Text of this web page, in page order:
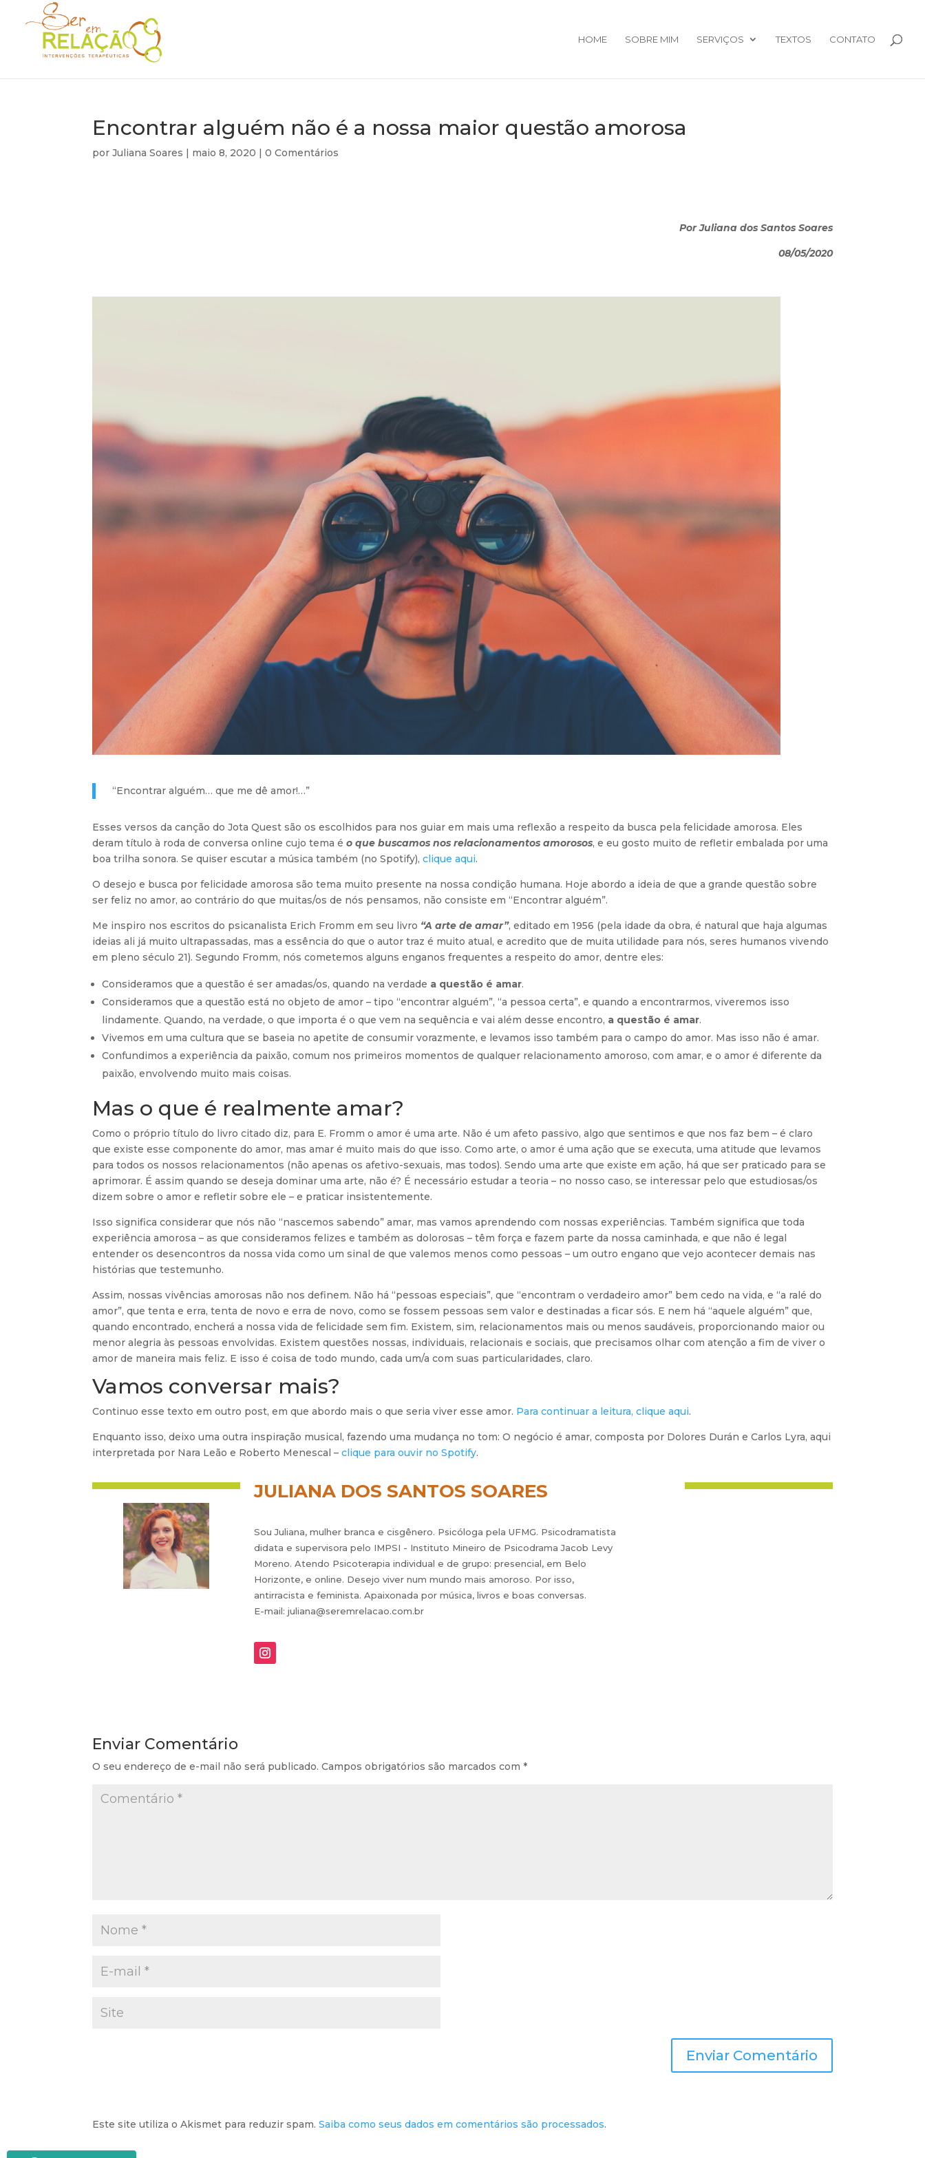
HOME SOBRE MIM SERVIÇOS TEXTOS CONTATO
Encontrar alguém não é a nossa maior questão amorosa
porJuliana Soares | maio 8, 2020 |0 Comentários
Por Juliana dos Santos Soares
08/05/2020
“Encontrar alguém… que me dê amor!…”
Esses versos da canção do Jota Quest são os escolhidos para nos guiar em mais uma reflexão a respeito da busca pela felicidade amorosa. Eles
deram título à roda de conversa online cujo tema éo que buscamos nos relacionamentos amorosos, e eu gosto muito de refletir embalada por uma
boa trilha sonora. Se quiser escutar a música também (no Spotify),clique aqui.
O desejo e busca por felicidade amorosa são tema muito presente na nossa condição humana. Hoje abordo a ideia de que a grande questão sobre
ser feliz no amor, ao contrário do que muitas/os de nós pensamos, não consiste em “Encontrar alguém”.
Me inspiro nos escritos do psicanalista Erich Fromm em seu livro “A arte de amar”, editado em 1956 (pela idade da obra, é natural que haja algumas
ideias ali já muito ultrapassadas, mas a essência do que o autor traz é muito atual, e acredito que de muita utilidade para nós, seres humanos vivendo
em pleno século 21). Segundo Fromm, nós cometemos alguns enganos frequentes a respeito do amor, dentre eles:
Consideramos que a questão é ser amadas/os, quando na verdade a questão é amar.
Consideramos que a questão está no objeto de amor – tipo “encontrar alguém”, “a pessoa certa”, e quando a encontrarmos, viveremos isso
lindamente. Quando, na verdade, o que importa é o que vem na sequência e vai além desse encontro, a questão é amar.
Vivemos em uma cultura que se baseia no apetite de consumir vorazmente, e levamos isso também para o campo do amor. Mas isso não é amar.
Confundimos a experiência da paixão, comum nos primeiros momentos de qualquer relacionamento amoroso, com amar, e o amor é diferente da
paixão, envolvendo muito mais coisas.
Mas o que é realmente amar?
Como o próprio título do livro citado diz, para E. Fromm o amor é uma arte. Não é um afeto passivo, algo que sentimos e que nos faz bem – é claro
que existe esse componente do amor, mas amar é muito mais do que isso. Como arte, o amor é uma ação que se executa, uma atitude que levamos
para todos os nossos relacionamentos (não apenas os afetivo-sexuais, mas todos). Sendo uma arte que existe em ação, há que ser praticado para se
aprimorar. É assim quando se deseja dominar uma arte, não é? É necessário estudar a teoria – no nosso caso, se interessar pelo que estudiosas/os
dizem sobre o amor e refletir sobre ele – e praticar insistentemente.
Isso significa considerar que nós não “nascemos sabendo” amar, mas vamos aprendendo com nossas experiências. Também significa que toda
experiência amorosa – as que consideramos felizes e também as dolorosas – têm força e fazem parte da nossa caminhada, e que não é legal
entender os desencontros da nossa vida como um sinal de que valemos menos como pessoas – um outro engano que vejo acontecer demais nas
histórias que testemunho.
Assim, nossas vivências amorosas não nos definem. Não há “pessoas especiais”, que “encontram o verdadeiro amor” bem cedo na vida, e “a ralé do
amor”, que tenta e erra, tenta de novo e erra de novo, como se fossem pessoas sem valor e destinadas a ficar sós. E nem há “aquele alguém” que,
quando encontrado, encherá a nossa vida de felicidade sem fim. Existem, sim, relacionamentos mais ou menos saudáveis, proporcionando maior ou
menor alegria às pessoas envolvidas. Existem questões nossas, individuais, relacionais e sociais, que precisamos olhar com atenção a fim de viver o
amor de maneira mais feliz. E isso é coisa de todo mundo, cada um/a com suas particularidades, claro.
Vamos conversar mais?
Continuo esse texto em outro post, em que abordo mais o que seria viver esse amor. Para continuar a leitura, clique aqui.
Enquanto isso, deixo uma outra inspiração musical, fazendo uma mudança no tom: O negócio é amar, composta por Dolores Durán e Carlos Lyra, aqui
interpretada por Nara Leão e Roberto Menescal –clique para ouvir no Spotify.
JULIANA DOS SANTOS SOARES
Sou Juliana, mulher branca e cisgênero. Psicóloga pela UFMG. Psicodramatista
didata e supervisora pelo IMPSI - Instituto Mineiro de Psicodrama Jacob Levy
Moreno. Atendo Psicoterapia individual e de grupo: presencial, em Belo
Horizonte, e online. Desejo viver num mundo mais amoroso. Por isso,
antirracista e feminista. Apaixonada por música, livros e boas conversas.
E-mail: juliana@seremrelacao.com.br
Enviar Comentário
O seu endereço de e-mail não será publicado. Campos obrigatórios são marcados com*
Este site utiliza o Akismet para reduzir spam.Saiba como seus dados em comentários são processados.